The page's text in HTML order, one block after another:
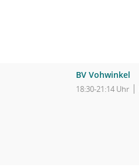
BV Vohwinkel
18:30-21:14 Uhr